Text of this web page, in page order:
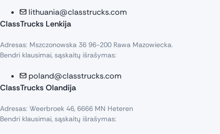
lithuania@classtrucks.com
ClassTrucks Lenkija​
Adresas: Mszczonowska 36 96-200 Rawa Mazowiecka.
Bendri klausimai, sąskaitų išrašymas:
poland@classtrucks.com
ClassTrucks Olandija​
Adresas: Weerbroek 46, 6666 MN Heteren
Bendri klausimai, sąskaitų išrašymas: